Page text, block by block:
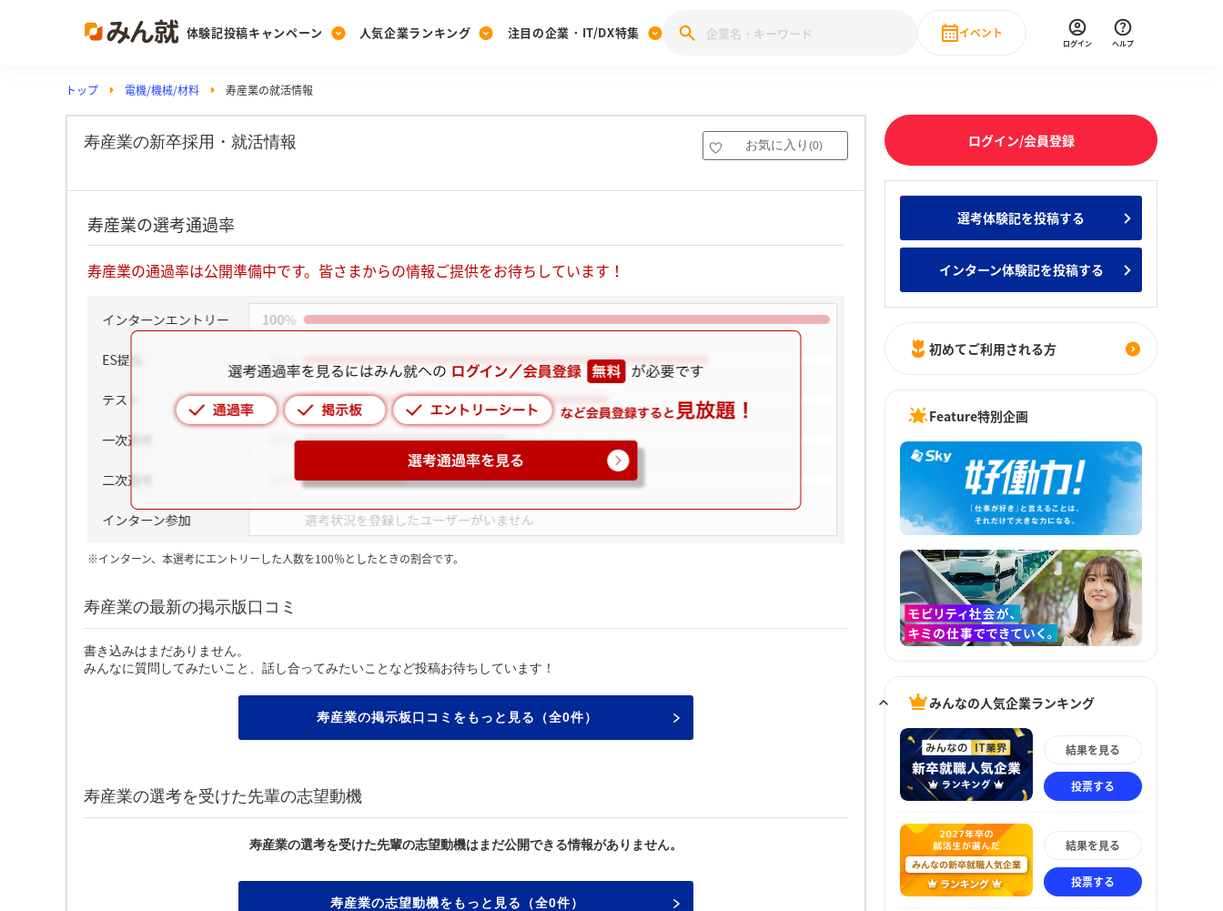
体験記投稿キャンペーン
Post
投稿する
[27卒] 本選考体験記投稿キャンペーン
人気企業ランキング
Ranking
ランキングを見る
みんなの新卒就職人気企業ランキング みんなのインターン人気企業ランキ
注目の企業・IT/DX特集
PickUp
注目の企業特集
28卒 IT・DX企業特集 27卒 IT・DX企業特集 28卒 IT・DX現場社員インタビュー
動画で知ろう！業界・企業研究
イベント
直近のイベント一覧
ログイン ヘルプ
トップ 電機/機械/材料 寿産業の就活情報
寿産業の新卒採用・就活情報 お気に入り (0)
寿産業の選考通過率
寿産業の通過率は公開準備中です。皆さまからの情報ご提供をお待ちしています！
※インターン、本選考にエントリーした人数を100％としたときの割合です。
寿産業の最新の掲示版口コミ
書き込みはまだありません。
みんなに質問してみたいこと、話し合ってみたいことなど投稿お待ちしています！
寿産業の掲示板口コミをもっと見る（全0件）
寿産業の選考を受けた先輩の志望動機
寿産業の選考を受けた先輩の志望動機はまだ公開できる情報がありません。
寿産業の志望動機をもっと見る（全0件）
ログイン/会員登録
選考体験記を投稿する
インターン体験記を投稿する
初めてご利用される方
Feature特別企画
みんなの人気企業ランキング
結果を見る
投票する
結果を見る
投票する